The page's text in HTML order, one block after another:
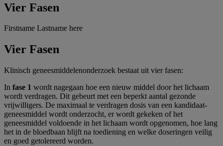
Vier Fasen
Firstname Lastname here
Vier Fasen
Klinisch geneesmiddelenonderzoek bestaat uit vier fasen:
In fase 1 wordt nagegaan hoe een nieuw middel door het lichaam
wordt verdragen. Dit gebeurt met een beperkt aantal gezonde
vrijwilligers. De maximaal te verdragen dosis van een kandidaat-
geneesmiddel wordt onderzocht, er wordt gekeken of het
geneesmiddel voldoende in het lichaam wordt opgenomen, hoe lang
het in de bloedbaan blijft na toediening en welke doseringen veilig
en goed getolereerd worden.